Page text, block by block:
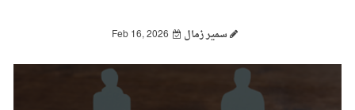
سمير زمال Feb 16, 2026